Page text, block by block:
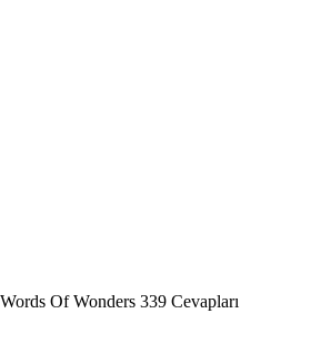
Of Wonders 339 Cevapları